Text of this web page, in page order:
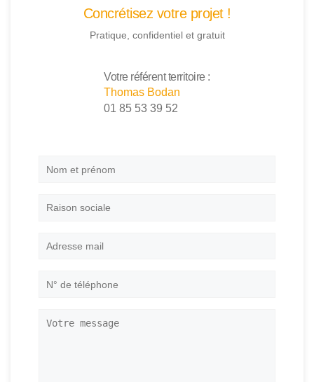
Concrétisez votre projet !
Pratique, confidentiel et gratuit
Votre référent territoire :
Thomas Bodan
01 85 53 39 52
Nom
Raison
Adresse
N°
Votre